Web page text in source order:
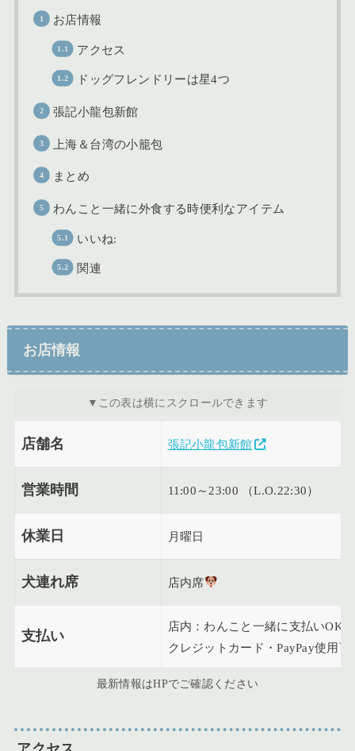
お店情報
アクセス
ドッグフレンドリーは星4つ
張記小龍包新館
上海＆台湾の小籠包
まとめ
わんこと一緒に外食する時便利なアイテム
いいね:
関連
お店情報
店舗名 張記小龍包新館
営業時間 11:00～23:00 （L.O.22:30）
休業日 月曜日
犬連れ席 店内席
支払い
店内：わんこと一緒に支払いOK
クレジットカード・PayPay使用可
最新情報はHPでご確認ください